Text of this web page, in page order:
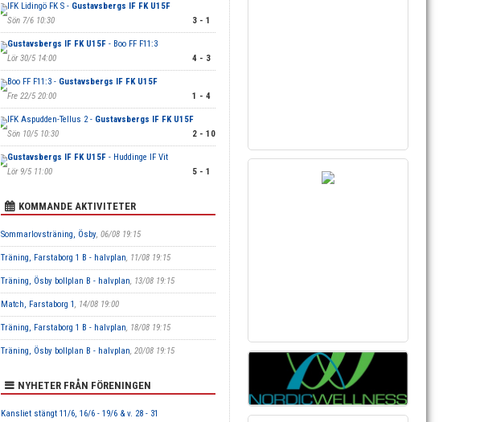
IFK Lidingö FK S - Gustavsbergs IF FK U15F
Sön 7/6 10:30
3 - 1
Gustavsbergs IF FK U15F- Boo FF F11:3
Lör 30/5 14:00
4 - 3
Boo FF F11:3 - Gustavsbergs IF FK U15F
Fre 22/5 20:00
1 - 4
IFK Aspudden-Tellus 2 - Gustavsbergs IF FK U15F
Sön 10/5 10:30
2 - 10
Gustavsbergs IF FK U15F- Huddinge IF Vit
Lör 9/5 11:00
5 - 1
KOMMANDE AKTIVITETER
Sommarlovsträning, Ösby, 06/08 19:15
Träning, Farstaborg 1 B - halvplan, 11/08 19:15
Träning, Ösby bollplan B - halvplan, 13/08 19:15
Match, Farstaborg 1, 14/08 19:00
Träning, Farstaborg 1 B - halvplan, 18/08 19:15
Träning, Ösby bollplan B - halvplan, 20/08 19:15
NYHETER FRÅN FÖRENINGEN
Kansliet stängt 11/6, 16/6 - 19/6 & v. 28 - 31